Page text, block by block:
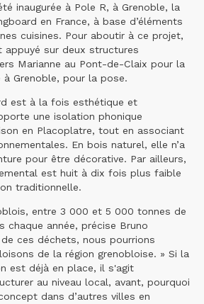
inaugurée à Pole R, à Grenoble, la
en France, à base d’éléments
cuisines. Pour aboutir à ce projet,
appuyé sur deux structures
Marianne au Pont-de-Claix pour la
Grenoble, pour la pose.
est à la fois esthétique et
une isolation phonique
en Placoplatre, tout en associant
En bois naturel, elle n’a
pour être décorative. Par ailleurs,
est huit à dix fois plus faible
traditionnelle.
entre 3 000 et 5 000 tonnes de
chaque année, précise Bruno
de ces déchets, nous pourrions
de la région grenobloise. » Si la
est déjà en place, il s'agit
au niveau local, avant, pourquoi
dans d’autres villes en